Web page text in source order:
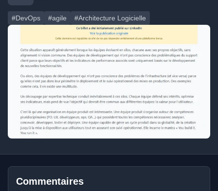
#DevOps #agile #Architecture Logicielle
Commentaires